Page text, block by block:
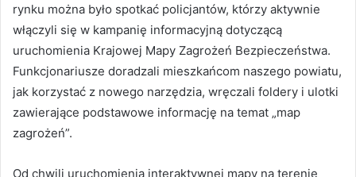
rynku można było spotkać policjantów, którzy aktywnie
włączyli się w kampanię informacyjną dotyczącą
uruchomienia Krajowej Mapy Zagrożeń Bezpieczeństwa.
Funkcjonariusze doradzali mieszkańcom naszego powiatu,
jak korzystać z nowego narzędzia, wręczali foldery i ulotki
zawierające podstawowe informację na temat „map
zagrożeń”.
Od chwili uruchomienia interaktywnej mapy na terenie